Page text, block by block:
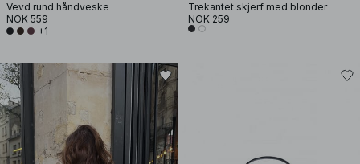
Vevd rund håndveske
NOK 559
+1
Trekantet skjerf med blonder
NOK 259